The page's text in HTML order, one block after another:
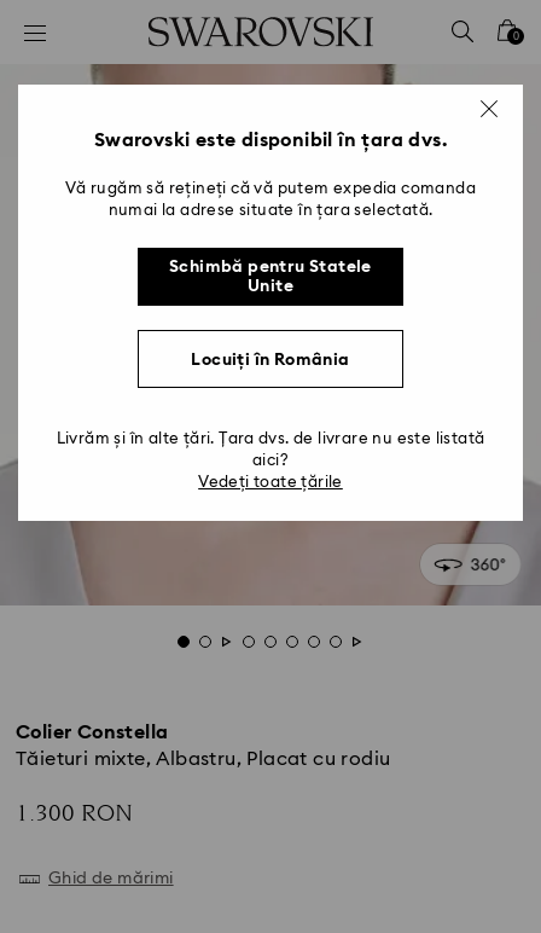
Accesskeys list
0 - Antet
2 - Subsol
0
Colier Constella
Tăieturi mixte, Albastru, Placat cu rodiu
1.300 RON
Ghid de mărimi
Swarovski este disponibil în țara dvs.
Vă rugăm să rețineți că vă putem expedia comanda
numai la adrese situate în țara selectată.
Schimbă pentru Statele
Unite
Locuiți în România
Livrăm și în alte țări. Țara dvs. de livrare nu este listată
aici?
Vedeți toate țările